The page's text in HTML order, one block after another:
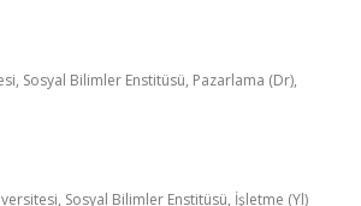
Sosyal Bilimler Enstitüsü, Pazarlama (Dr),
Sosyal Bilimler Enstitüsü, İşletme (Yl)